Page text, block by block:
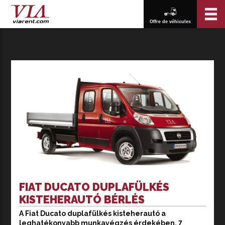
Offre de véhicules
FIAT DUCATO DUPLAFÜLKÉS
KISTEHERAUTÓ BÉRLÉS
A Fiat Ducato duplafülkés kisteherautó a
leghatékonyabb munkavégzés érdekében, 7
A Fiat Ducato duplafülkés kisteherautó bérlése tökéletes